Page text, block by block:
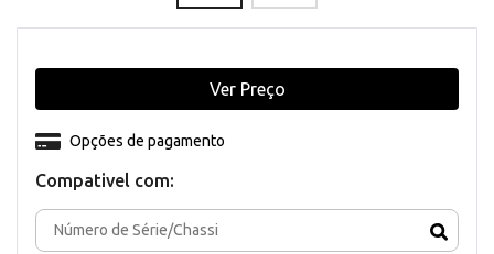
Compativel com:
Opções de pagamento
Ver Preço